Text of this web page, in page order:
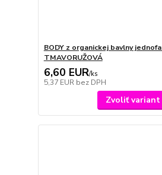
BODY z organickej bavlny
TMAVORUŽOVÁ
6,60 EUR/ks
5,37 EUR bez DPH
Zvoliť variant